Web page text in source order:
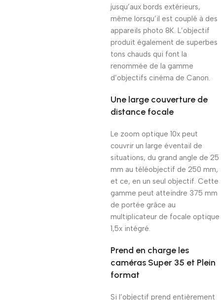
jusqu’aux bords extérieurs,
même lorsqu’il est couplé à des
appareils photo 8K. L’objectif
produit également de superbes
tons chauds qui font la
renommée de la gamme
d’objectifs cinéma de Canon.
Une large couverture de
distance focale
Le zoom optique 10x peut
couvrir un large éventail de
situations, du grand angle de 25
mm au téléobjectif de 250 mm,
et ce, en un seul objectif. Cette
gamme peut atteindre 375 mm
de portée grâce au
multiplicateur de focale optique
1,5x intégré.
Prend en charge les
caméras Super 35 et Plein
format
Si l’objectif prend entièrement